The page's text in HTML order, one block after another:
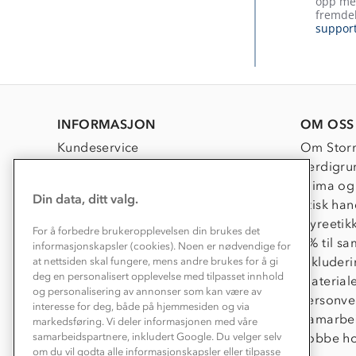
INFORMASJON
Kundeservice
Kundeklubb
Våre butikker
Bedrift, barnehage og SFO
Presse
OM OSS
Om
Klima
Etisk
1% til
Jobbe
Din data, ditt valg.
For å forbedre brukeropplevelsen din brukes det
informasjonskapsler (cookies). Noen er nødvendige for
at nettsiden skal fungere, mens andre brukes for å gi
deg en personalisert opplevelse med tilpasset innhold
og personalisering av annonser som kan være av
interesse for deg, både på hjemmesiden og via
markedsføring. Vi deler informasjonen med våre
samarbeidspartnere, inkludert Google. Du velger selv
om du vil godta alle informasjonskapsler eller tilpasse